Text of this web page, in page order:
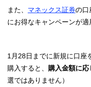
また、 マネックス証券の口
にお得なキャンペーンが適
1月28日までに新規に口座
購入すると、 購入金額に応
選ではありません）